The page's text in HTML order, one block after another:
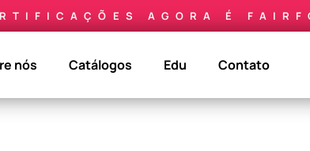
AGORA É
nós Catálogos Edu Contato